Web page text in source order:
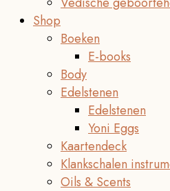
Shop
Boeken
E-books
Body
Edelstenen
Edelstenen
Yoni Eggs
Kaartendeck
Klankschalen
Oils & Scents